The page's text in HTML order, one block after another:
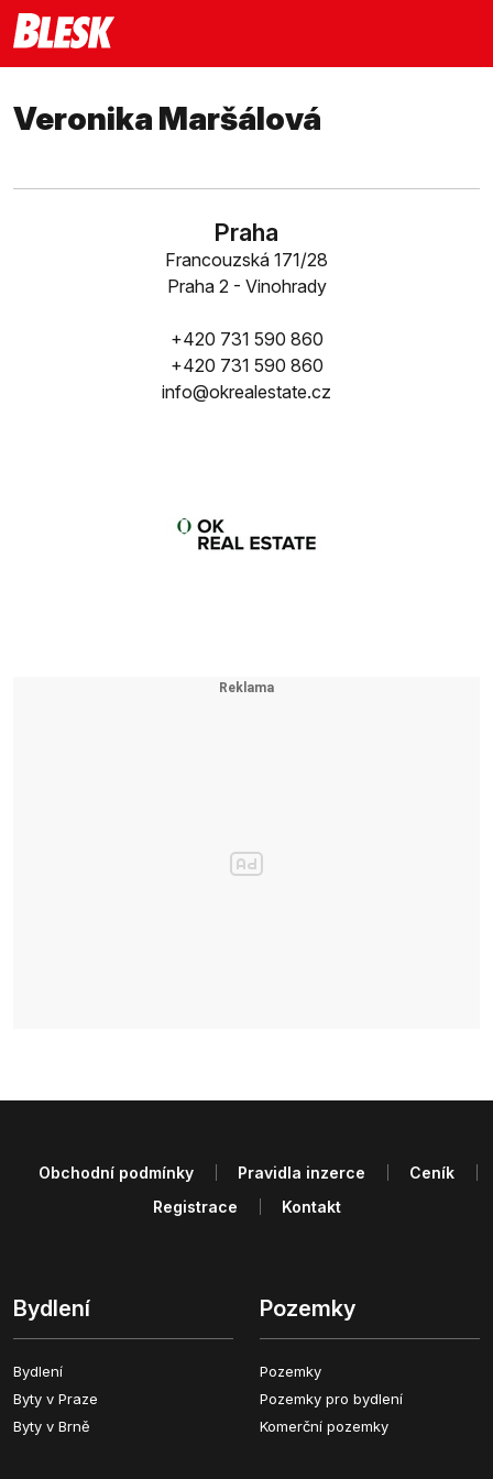
Veronika Maršálová
Praha
Francouzská 171/28
Praha 2 - Vinohrady
+420 731 590 860
+420 731 590 860
info@okrealestate.cz
Bydlení
Bydlení
Byty v Praze
Byty v Brně
Pozemky
Pozemky
Pozemky pro bydlení
Komerční pozemky
Obchodní podmínky Pravidla inzerce
Ceník
Registrace
Kontakt